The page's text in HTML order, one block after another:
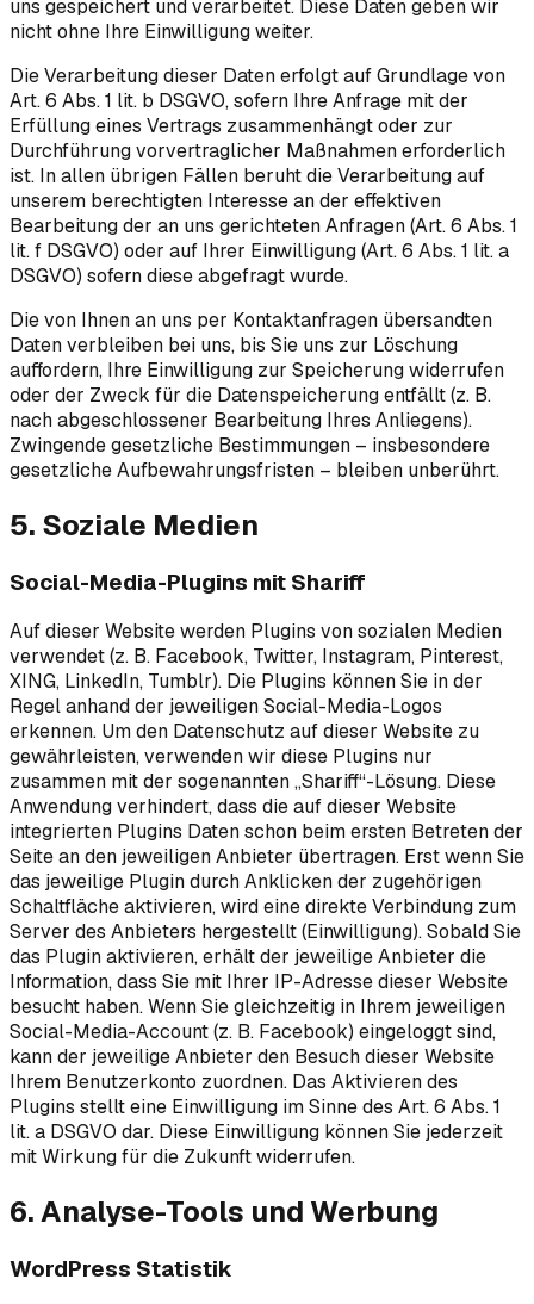
uns gespeichert und verarbeitet. Diese Daten geben wir
nicht ohne Ihre Einwilligung weiter.
Die Verarbeitung dieser Daten erfolgt auf Grundlage von
Art. 6 Abs. 1 lit. b DSGVO, sofern Ihre Anfrage mit der
Erfüllung eines Vertrags zusammenhängt oder zur
Durchführung vorvertraglicher Maßnahmen erforderlich
ist. In allen übrigen Fällen beruht die Verarbeitung auf
unserem berechtigten Interesse an der effektiven
Bearbeitung der an uns gerichteten Anfragen (Art. 6 Abs. 1
lit. f DSGVO) oder auf Ihrer Einwilligung (Art. 6 Abs. 1 lit. a
DSGVO) sofern diese abgefragt wurde.
Die von Ihnen an uns per Kontaktanfragen übersandten
Daten verbleiben bei uns, bis Sie uns zur Löschung
auffordern, Ihre Einwilligung zur Speicherung widerrufen
oder der Zweck für die Datenspeicherung entfällt (z. B.
nach abgeschlossener Bearbeitung Ihres Anliegens).
Zwingende gesetzliche Bestimmungen – insbesondere
gesetzliche Aufbewahrungsfristen – bleiben unberührt.
5. Soziale Medien
Social-Media-Plugins mit Shariff
Auf dieser Website werden Plugins von sozialen Medien
verwendet (z. B. Facebook, Twitter, Instagram, Pinterest,
XING, LinkedIn, Tumblr). Die Plugins können Sie in der
Regel anhand der jeweiligen Social-Media-Logos
erkennen. Um den Datenschutz auf dieser Website zu
gewährleisten, verwenden wir diese Plugins nur
zusammen mit der sogenannten „Shariff“-Lösung. Diese
Anwendung verhindert, dass die auf dieser Website
integrierten Plugins Daten schon beim ersten Betreten der
Seite an den jeweiligen Anbieter übertragen. Erst wenn Sie
das jeweilige Plugin durch Anklicken der zugehörigen
Schaltfläche aktivieren, wird eine direkte Verbindung zum
Server des Anbieters hergestellt (Einwilligung). Sobald Sie
das Plugin aktivieren, erhält der jeweilige Anbieter die
Information, dass Sie mit Ihrer IP-Adresse dieser Website
besucht haben. Wenn Sie gleichzeitig in Ihrem jeweiligen
Social-Media-Account (z. B. Facebook) eingeloggt sind,
kann der jeweilige Anbieter den Besuch dieser Website
Ihrem Benutzerkonto zuordnen. Das Aktivieren des
Plugins stellt eine Einwilligung im Sinne des Art. 6 Abs. 1
lit. a DSGVO dar. Diese Einwilligung können Sie jederzeit
mit Wirkung für die Zukunft widerrufen.
6. Analyse-Tools und Werbung
WordPress Statistik